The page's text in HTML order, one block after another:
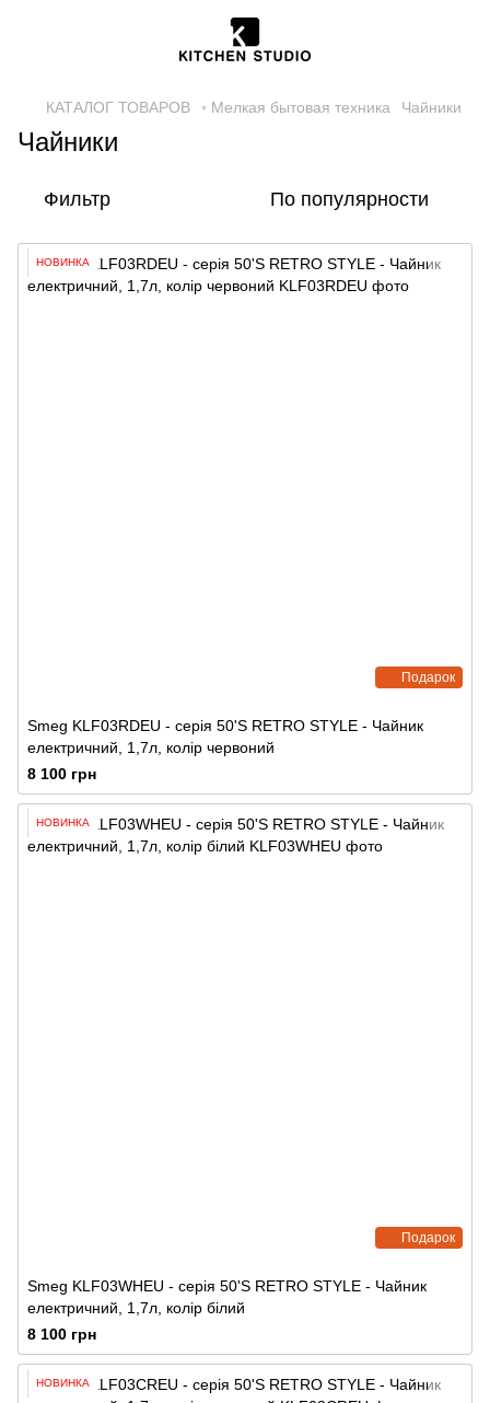
КАТАЛОГ ТОВАРОВ ◦ Мелкая бытовая техника Чайники
Чайники
Фильтр По популярности
Подарок
НОВИНКА
Smeg KLF03RDEU - серія 50'S RETRO STYLE - Чайник
електричний, 1,7л, колір червоний
8 100 грн
Подарок
НОВИНКА
Smeg KLF03WHEU - серія 50'S RETRO STYLE - Чайник
електричний, 1,7л, колір білий
8 100 грн
НОВИНКА